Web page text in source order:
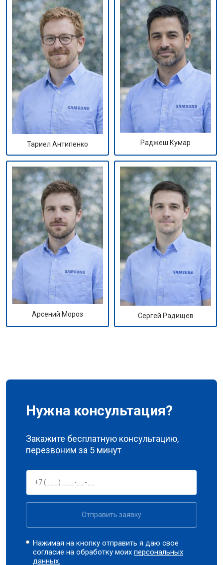
Тариел Антипенко Раджеш Кумар
Арсений Мороз Сергей Радищев
Нужна консультация?
Закажите бесплатную консультацию,
перезвоним за 5 минут
Отправить заявку
Нажимая на кнопку отправить я даю свое
согласие на обработку моихперсональных
данных.